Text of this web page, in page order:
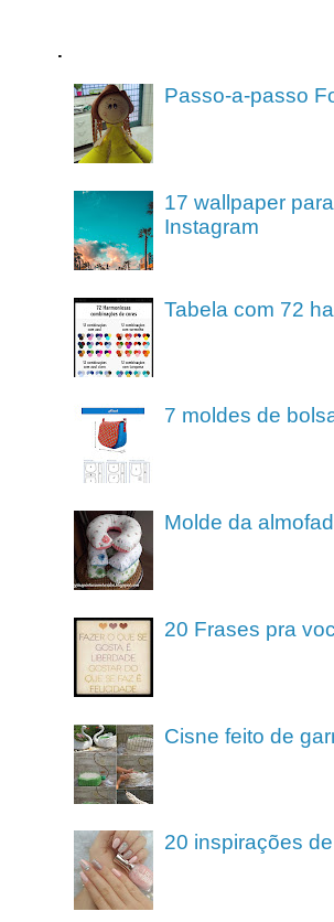
.
Passo-a-passo
17 wallpaper
Instagram
Tabela com 72
7 moldes de
Molde da
20 Frases pra
Cisne feito de
20 inspirações